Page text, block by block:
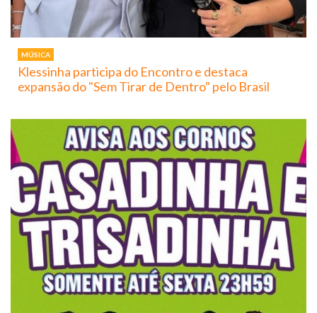
MÚSICA
Klessinha participa do Encontro e destaca
expansão do "Sem Tirar de Dentro" pelo Brasil